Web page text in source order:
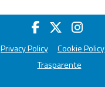
Privacy Policy Cookie Policy
Trasparente